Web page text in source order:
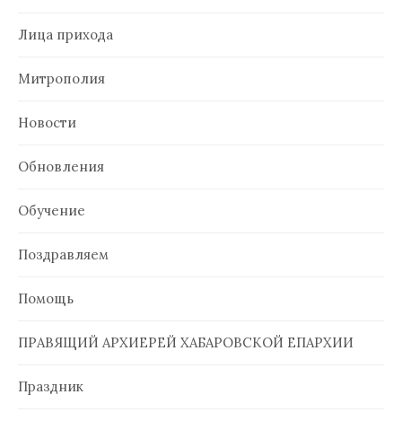
Лица прихода
Митрополия
Новости
Обновления
Обучение
Поздравляем
Помощь
ПРАВЯЩИЙ АРХИЕРЕЙ ХАБАРОВСКОЙ ЕПАРХИИ
Праздник